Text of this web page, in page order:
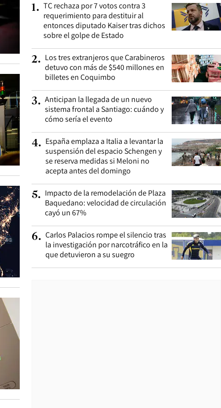
1. TC rechaza por 7 votos contra 3
requerimiento para destituir al
entonces diputado Kaiser tras dichos
sobre el golpe de Estado
2. Los tres extranjeros que Carabineros
detuvo con más de $540 millones en
billetes en Coquimbo
3. Anticipan la llegada de un nuevo
sistema frontal a Santiago: cuándo y
cómo sería el evento
4. España emplaza a Italia a levantar la
suspensión del espacio Schengen y
se reserva medidas si Meloni no
acepta antes del domingo
5. Impacto de la remodelación de Plaza
Baquedano: velocidad de circulación
cayó un 67%
6. Carlos Palacios rompe el silencio tras
la investigación por narcotráfico en la
que detuvieron a su suegro